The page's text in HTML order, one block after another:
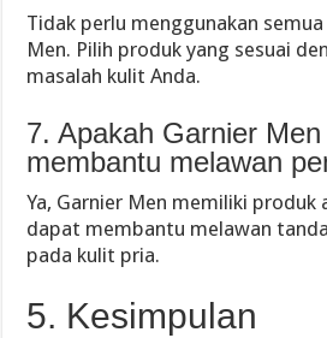
Tidak perlu menggunakan
Men. Pilih produk yang sesuai
masalah kulit Anda.
7. Apakah Garnier
membantu melawan
Ya, Garnier Men memiliki produk
dapat membantu melawan
pada kulit pria.
5. Kesimpulan